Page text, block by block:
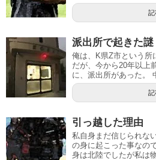
記
派出所で起きた謎
俺は、K県Z市という所
だが、今から20年以上
に、派出所があった。
記
引っ越した理由
私自身まだ信じられな
の身に起こった事なの
身は北陸でしたが私は